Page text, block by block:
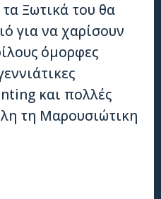
Ξωτικά του θα
για να χαρίσουν
όμορφες
και πολλές
τη Μαρουσιώτικη